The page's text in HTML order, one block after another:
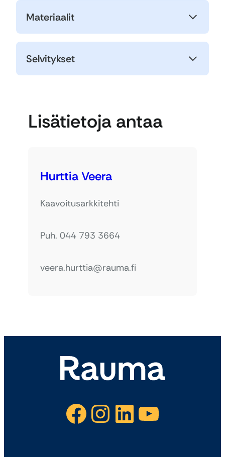
Materiaalit
Selvitykset
Lisätietoja antaa
Hurttia Veera
Kaavoitusarkkitehti
Puh. 044 793 3664
veera.hurttia@rauma.fi
Facebook Instagram LinkedIn YouTube